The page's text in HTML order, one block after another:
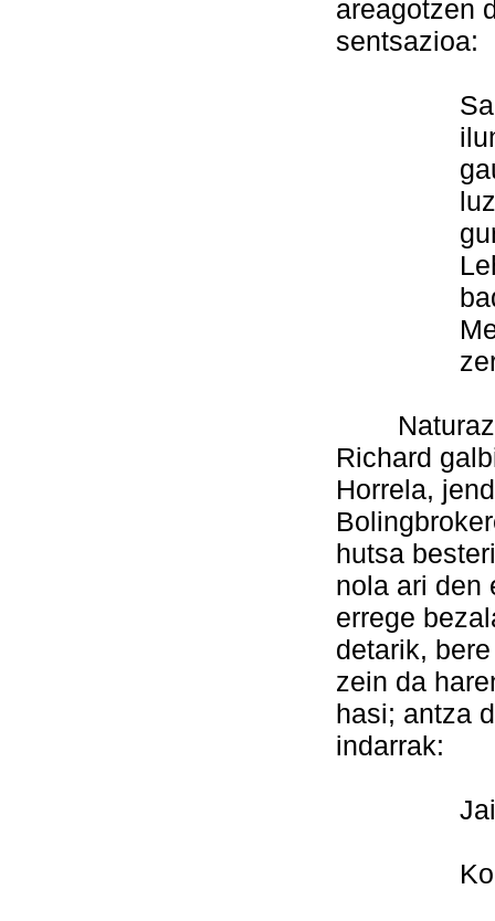
areagotzen
sentsazioa:
gauzak
luzeago
gure
Lehertu
Richard
Horrela,
hutsa
nola ari den
errege
detarik,
zein da
hasi; antza
indarrak:
Konta